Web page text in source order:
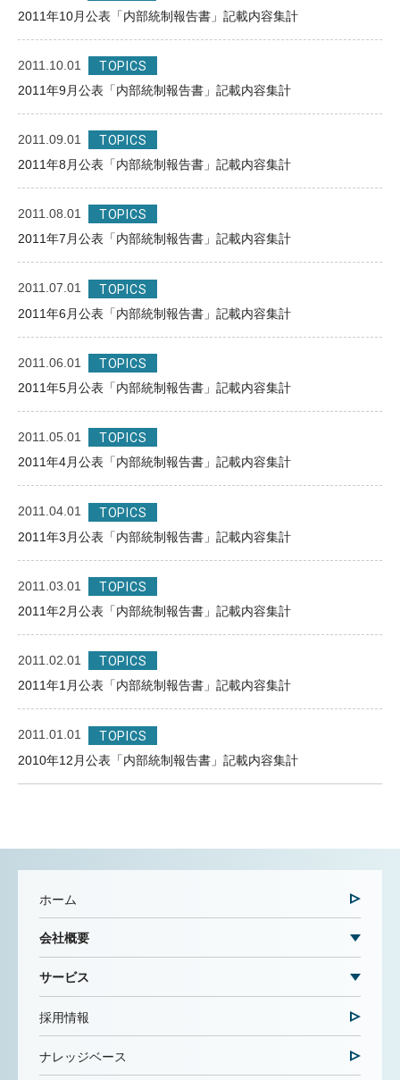
2011年10月公表「内部統制報告書」記載内容集計
2011.10.01
TOPICS
2011年9月公表「内部統制報告書」記載内容集計
2011.09.01
TOPICS
2011年8月公表「内部統制報告書」記載内容集計
2011.08.01
TOPICS
2011年7月公表「内部統制報告書」記載内容集計
2011.07.01
TOPICS
2011年6月公表「内部統制報告書」記載内容集計
2011.06.01
TOPICS
2011年5月公表「内部統制報告書」記載内容集計
2011.05.01
TOPICS
2011年4月公表「内部統制報告書」記載内容集計
2011.04.01
TOPICS
2011年3月公表「内部統制報告書」記載内容集計
2011.03.01
TOPICS
2011年2月公表「内部統制報告書」記載内容集計
2011.02.01
TOPICS
2011年1月公表「内部統制報告書」記載内容集計
2011.01.01
TOPICS
2010年12月公表「内部統制報告書」記載内容集計
ホーム
会社概要
サービス
採用情報
ナレッジベース